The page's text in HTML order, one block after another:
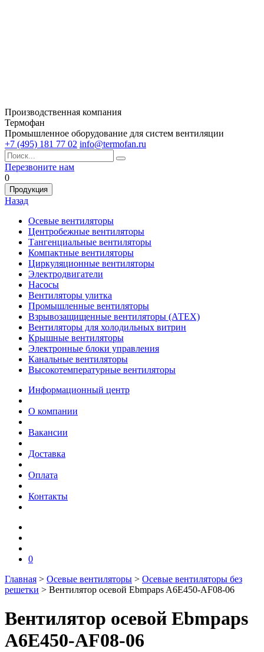
Производственная компания
Термофан
Промышленное оборудование для систем вентиляции
+7 (495) 181 77 02 info@termofan.ru
Перезвоните нам
0
Продукция
Назад
Осевые вентиляторы
Центробежные вентиляторы
Тангенциальные вентиляторы
Компактные вентиляторы
Циркуляционные вентиляторы
Электродвигатели
Насосы
Вентиляторы улитка
Промышленные вентиляторы
Взрывозащищенные вентиляторы (АТЕХ)
Вентиляторы для холодильных витрин
Крышные вентиляторы
Электронные блоки управления
Канальные вентиляторы
Высокотемпературные вентиляторы
Информационный центр
О компании
Вакансии
Доставка
Оплата
Контакты
0
Главная > Осевые вентиляторы > Осевые вентиляторы без
решетки > Вентилятор осевой Ebmpaps A6E450-AF08-06
Вентилятор осевой Ebmpaps
A6E450-AF08-06